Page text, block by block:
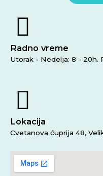
Radno vreme
Utorak - Nedelja: 8 - 20h.
Lokacija
Cvetanova ćuprija 48,